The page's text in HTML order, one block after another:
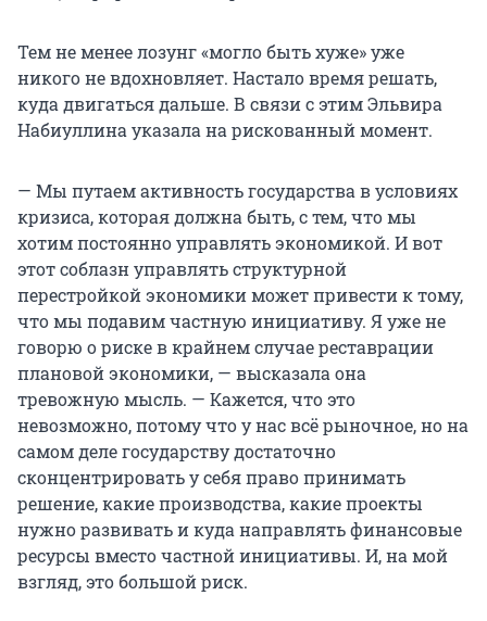
Тем не менее лозунг «могло быть хуже» уже
никого не вдохновляет. Настало время решать,
куда двигаться дальше. В связи с этим Эльвира
Набиуллина указала на рискованный момент.
— Мы путаем активность государства в условиях
кризиса, которая должна быть, с тем, что мы
хотим постоянно управлять экономикой. И вот
этот соблазн управлять структурной
перестройкой экономики может привести к тому,
что мы подавим частную инициативу. Я уже не
говорю о риске в крайнем случае реставрации
плановой экономики, — высказала она
тревожную мысль. — Кажется, что это
невозможно, потому что у нас всё рыночное, но на
самом деле государству достаточно
сконцентрировать у себя право принимать
решение, какие производства, какие проекты
нужно развивать и куда направлять финансовые
ресурсы вместо частной инициативы. И, на мой
взгляд, это большой риск.